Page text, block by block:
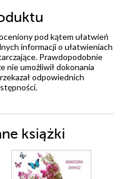
pod kątem ułatwień
informacji o ułatwieniach
Prawdopodobnie
nie umożliwił dokonania
odpowiednich
książki